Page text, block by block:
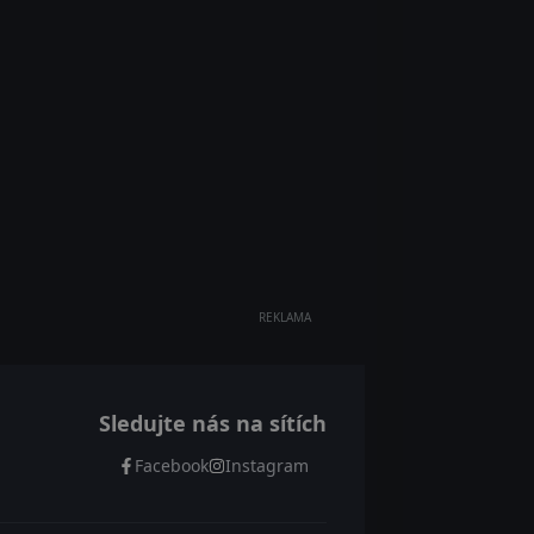
REKLAMA
Sledujte nás na sítích
Facebook Instagram